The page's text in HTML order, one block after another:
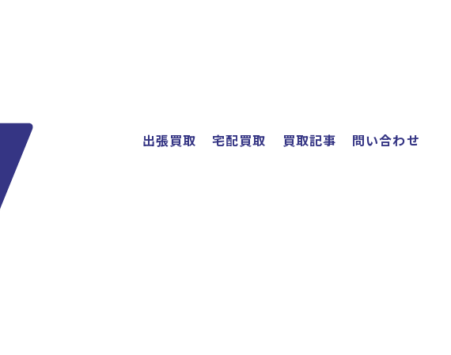
出張買取 宅配買取 買取記事 問い合わせ